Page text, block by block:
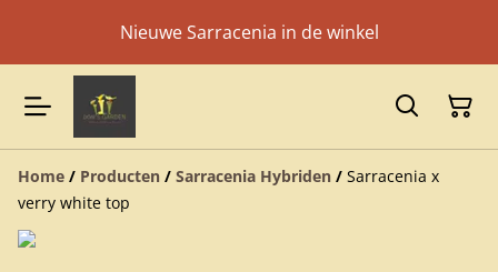
Nieuwe Sarracenia in de winkel
Home / Producten / Sarracenia Hybriden / Sarracenia x
verry white top